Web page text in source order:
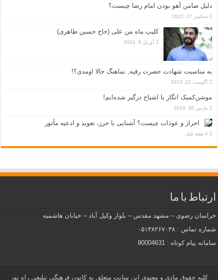
دلیل ضامن آهو بودن امام رضا چیست؟
دسامبر 27, 2022
کلیپ ماه من علی (حاج حسین طاهری)
آوریل 8, 2023
به مناسبت شهادت حضرت رقیه, نماهنگ حالا اومدی؟!
آگوست 22, 2023
موشن‌کمیک انگار با اشباح درگیر شده‌ایم!
مارس 30, 2024
احراز و عوذات چیست؟ آشنایی با حرز، تعویذ و ادعیه مأثور
4 هفته قبل
ارتباط با ما
خراسان رضوی – مشهد مقدس – بلوار وکیل آباد – خیابان هاشمیه
شماره تماس : ۰۵۱۳۸۲۶۷۰۳۸
سامانه پیام کوتاه : 90004631
کلیه حقوق مادی و معنوی این سایت متعلق به کانون فرهنگی تبلیغی راه نور